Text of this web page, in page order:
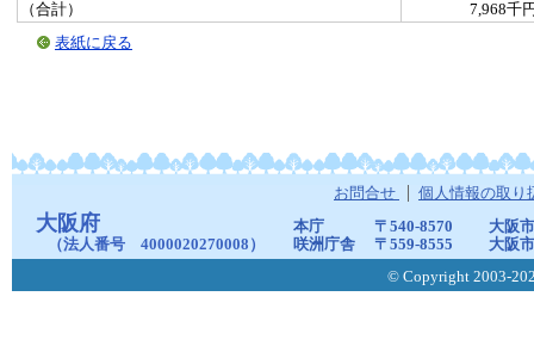
（合計）
7,968千
表紙に戻る
お問合せ 個人情報の取り
大阪府
（法人番号 4000020270008）
本庁 〒540-8570
大阪
咲洲庁舎
〒559-8555
大阪
© Copyright 2003-